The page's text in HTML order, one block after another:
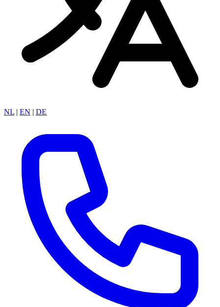
NL | EN | DE